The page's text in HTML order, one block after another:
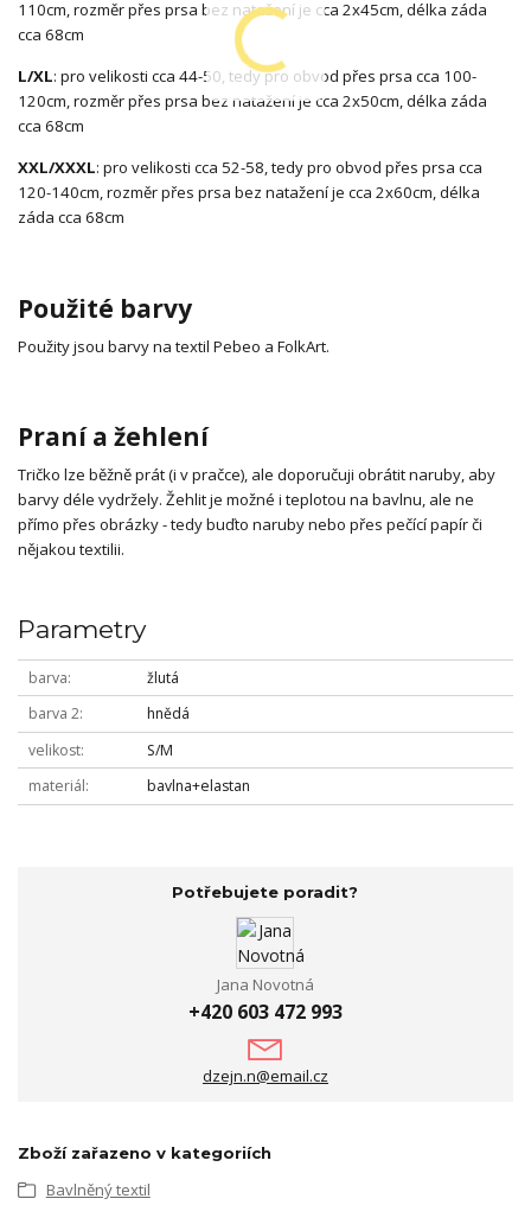
110cm, rozměr přes prsa bez natažení je cca 2x45cm, délka záda
cca 68cm
L/XL: pro velikosti cca 44-50, tedy pro obvod přes prsa cca 100-
120cm, rozměr přes prsa bez natažení je cca 2x50cm, délka záda
cca 68cm
XXL/XXXL: pro velikosti cca 52-58, tedy pro obvod přes prsa cca
120-140cm, rozměr přes prsa bez natažení je cca 2x60cm, délka
záda cca 68cm
Použité barvy
Použity jsou barvy na textil Pebeo a FolkArt.
Praní a žehlení
Tričko lze běžně prát (i v pračce), ale doporučuji obrátit naruby, aby
barvy déle vydržely. Žehlit je možné i teplotou na bavlnu, ale ne
přímo přes obrázky - tedy buďto naruby nebo přes pečící papír či
nějakou textilii.
Parametry
barva
žlutá
barva 2
hnědá
velikost
S/M
materiál
bavlna+elastan
Potřebujete poradit?
Jana Novotná
+420 603 472 993
dzejn.n@email.cz
Zboží zařazeno v kategoriích
Bavlněný textil